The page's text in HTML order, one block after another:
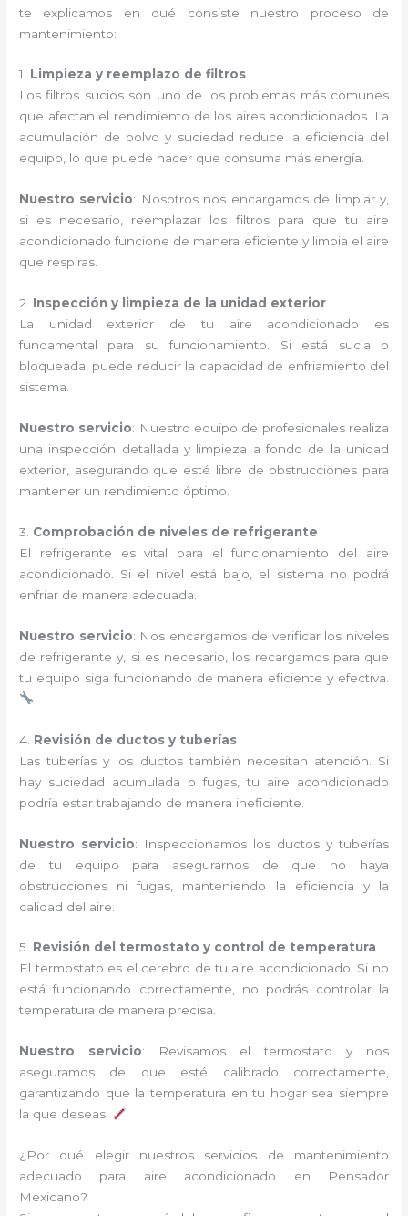
te explicamos en qué consiste nuestro proceso de
mantenimiento:
1. Limpieza y reemplazo de filtros
Los filtros sucios son uno de los problemas más comunes
que afectan el rendimiento de los aires acondicionados. La
acumulación de polvo y suciedad reduce la eficiencia del
equipo, lo que puede hacer que consuma más energía.
Nuestro servicio: Nosotros nos encargamos de limpiar y,
si es necesario, reemplazar los filtros para que tu aire
acondicionado funcione de manera eficiente y limpia el aire
que respiras.
2. Inspección y limpieza de la unidad exterior
La unidad exterior de tu aire acondicionado es
fundamental para su funcionamiento. Si está sucia o
bloqueada, puede reducir la capacidad de enfriamiento del
sistema.
Nuestro servicio: Nuestro equipo de profesionales realiza
una inspección detallada y limpieza a fondo de la unidad
exterior, asegurando que esté libre de obstrucciones para
mantener un rendimiento óptimo.
3. Comprobación de niveles de refrigerante
El refrigerante es vital para el funcionamiento del aire
acondicionado. Si el nivel está bajo, el sistema no podrá
enfriar de manera adecuada.
Nuestro servicio: Nos encargamos de verificar los niveles
de refrigerante y, si es necesario, los recargamos para que
tu equipo siga funcionando de manera eficiente y efectiva.
4. Revisión de ductos y tuberías
Las tuberías y los ductos también necesitan atención. Si
hay suciedad acumulada o fugas, tu aire acondicionado
podría estar trabajando de manera ineficiente.
Nuestro servicio: Inspeccionamos los ductos y tuberías
de tu equipo para asegurarnos de que no haya
obstrucciones ni fugas, manteniendo la eficiencia y la
calidad del aire.
5. Revisión del termostato y control de temperatura
El termostato es el cerebro de tu aire acondicionado. Si no
está funcionando correctamente, no podrás controlar la
temperatura de manera precisa.
Nuestro servicio: Revisamos el termostato y nos
aseguramos de que esté calibrado correctamente,
garantizando que la temperatura en tu hogar sea siempre
la que deseas.
¿Por qué elegir nuestros servicios de mantenimiento
adecuado para aire acondicionado en Pensador
Mexicano?